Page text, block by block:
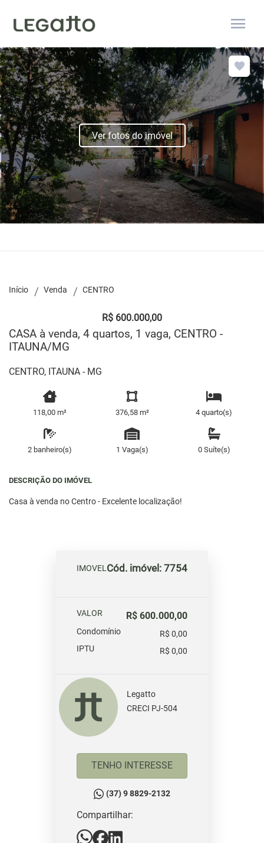
menu
Ver fotos do imóvel
Início Venda CENTRO
R$ 600.000,00
CASA à venda, 4 quartos, 1 vaga, CENTRO -
ITAUNA/MG
CENTRO, ITAUNA - MG
118,00 m² 376,58 m² 4 quarto(s)
2 banheiro(s) 1 Vaga(s) 0 Suíte(s)
DESCRIÇÃO DO IMÓVEL
Casa à venda no Centro - Excelente localização!
IMOVELCód. imóvel: 7754
VALOR R$ 600.000,00
Condomínio
R$ 0,00
IPTU
R$ 0,00
Legatto
CRECI PJ-504
TENHO INTERESSE
(37) 9 8829-2132
Compartilhar: